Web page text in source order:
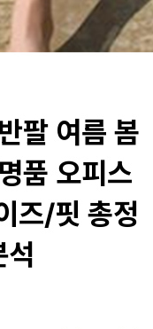
팔 여름 봄
품 오피스
즈/핏 총정
석